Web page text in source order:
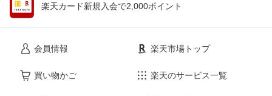
楽天カード新規入会で2,000ポイント
会員情報
買い物かご
楽天市場トップ
楽天のサービス一覧